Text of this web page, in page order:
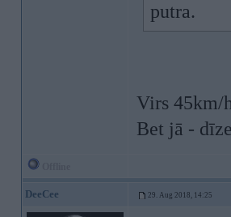
putra.
Virs 45km/
Bet jā -
DeeCee 29. Aug 2018, 14:25